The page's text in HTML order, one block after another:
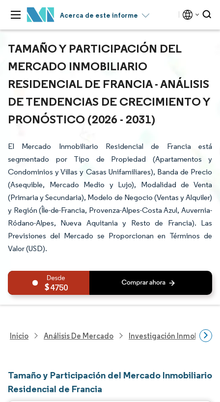
Acerca de este informe
TAMAÑO Y PARTICIPACIÓN DEL
MERCADO INMOBILIARIO
RESIDENCIAL DE FRANCIA - ANÁLISIS
DE TENDENCIAS DE CRECIMIENTO Y
PRONÓSTICO (2026 - 2031)
El Mercado Inmobiliario Residencial de Francia está
segmentado por Tipo de Propiedad (Apartamentos y
Condominios y Villas y Casas Unifamiliares), Banda de Precio
(Asequible, Mercado Medio y Lujo), Modalidad de Venta
(Primaria y Secundaria), Modelo de Negocio (Ventas y Alquiler)
y Región (Île-de-Francia, Provenza-Alpes-Costa Azul, Auvernia-
Ródano-Alpes, Nueva Aquitania y Resto de Francia). Las
Previsiones del Mercado se Proporcionan en Términos de
Valor (USD).
4750
Inicio Análisis De Mercado Investigación Inmobiliaria
Tamaño y Participación del Mercado Inmobiliario
Residencial de Francia